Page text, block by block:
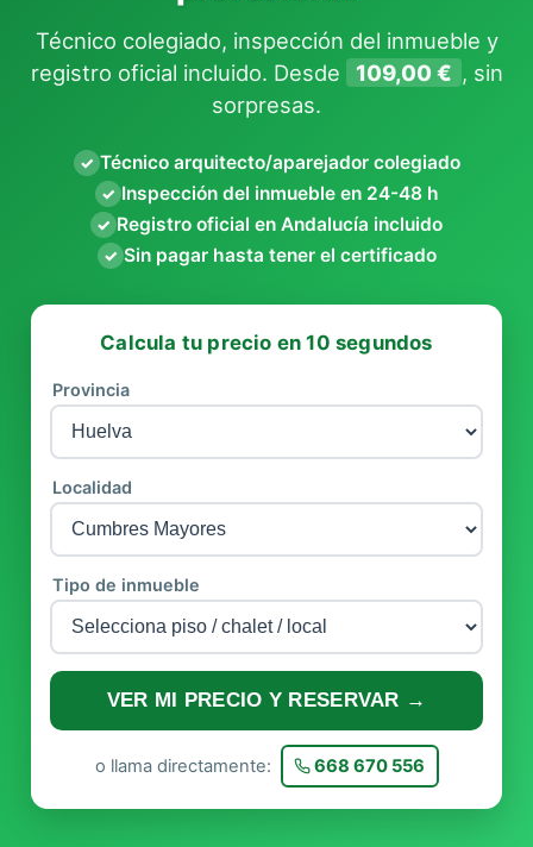
Técnico colegiado, inspección del inmueble y
registro oficial incluido. Desde
109,00 € , sin
sorpresas.
✓ Técnico arquitecto/aparejador colegiado
✓ Inspección del inmueble en 24-48 h
✓ Registro oficial en Andalucía incluido
✓ Sin pagar hasta tener el certificado
Calcula tu precio en 10 segundos
Provincia
Localidad
Tipo de inmueble
VER MI PRECIO Y RESERVAR →
o llama directamente: 668 670 556